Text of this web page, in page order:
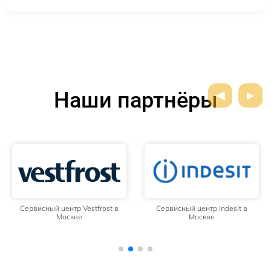
Наши партнёры
Сервисный центр Vestfrost в
Москве
Сервисный центр Indesit в
Москве